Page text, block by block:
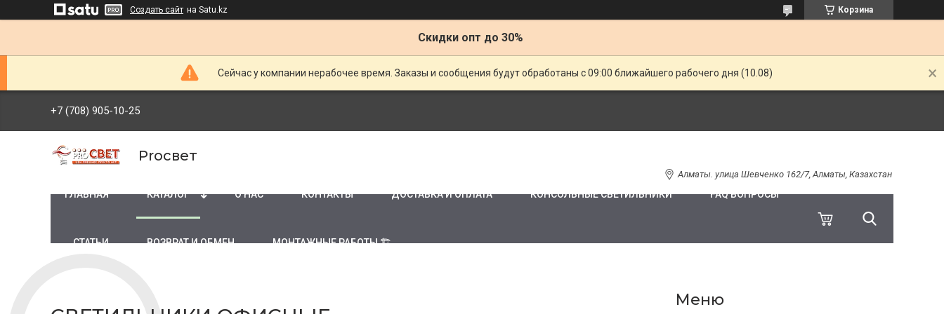
Создать сайт на Satu.kz Корзина
Скидки опт до 30%
Сейчас у компании нерабочее время. Заказы и сообщения будут обработаны с 09:00 ближайшего рабочего дня (10.08)
+7 (708) 905-10-25
Proсвет
Алматы. улица Шевченко 162/7, Алматы, Казахстан
ГЛАВНАЯ КАТАЛОГ О НАС КОНТАКТЫ ДОСТАВКА И ОПЛАТА КОНСОЛЬНЫЕ СВЕТИЛЬНИКИ FAQ ВОПРОСЫ
СТАТЬИ ВОЗВРАТ И ОБМЕН МОНТАЖНЫЕ РАБОТЫ 🏗